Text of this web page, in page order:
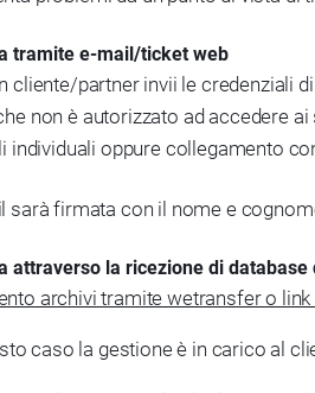
tramite e-mail/ticket web
cliente/partner invii le credenziali
non è autorizzato ad accedere
individuali oppure collegamento
sarà firmata con il nome e
attraverso la ricezione di database
archivi tramite wetransfer o
caso la gestione è in carico al